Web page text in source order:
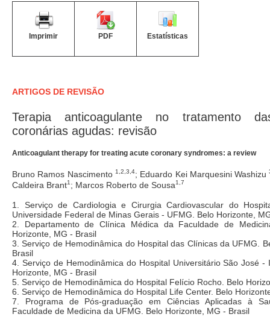
Imprimir PDF Estatísticas
ARTIGOS DE REVISÃO
Terapia anticoagulante no tratamento
coronárias agudas: revisão
Anticoagulant therapy for treating acute coronary syndromes: a review
Bruno Ramos Nascimento 1,2,3,4; Eduardo Kei Marquesini Washizu
Caldeira Brant1 ; Marcos Roberto de Sousa1,7
1. Serviço de Cardiologia e Cirurgia Cardiovascular do
Universidade Federal de Minas Gerais - UFMG. Belo Horizonte,
2. Departamento de Clínica Médica da Faculdade de
Horizonte, MG - Brasil
3. Serviço de Hemodinâmica do Hospital das Clínicas da UFMG.
Brasil
4. Serviço de Hemodinâmica do Hospital Universitário São José -
Horizonte, MG - Brasil
5. Serviço de Hemodinâmica do Hospital Felício Rocho. Belo
6. Serviço de Hemodinâmica do Hospital Life Center. Belo
7. Programa de Pós-graduação em Ciências Aplicadas à
Faculdade de Medicina da UFMG. Belo Horizonte, MG - Brasil